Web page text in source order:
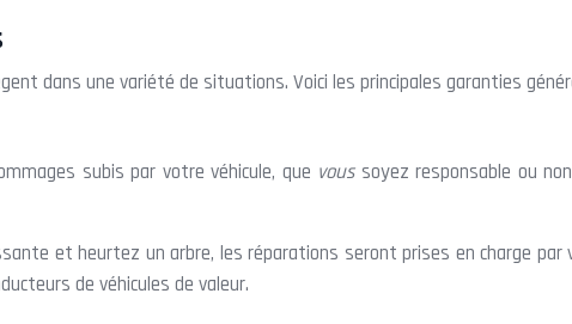
dans une variété de situations. Voici les principales garanties
subis par votre véhicule, que vous soyez responsable ou
et heurtez un arbre, les réparations seront prises en charge
de véhicules de valeur.